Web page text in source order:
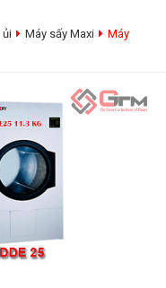
ủi Máy sấy Maxi
Máy